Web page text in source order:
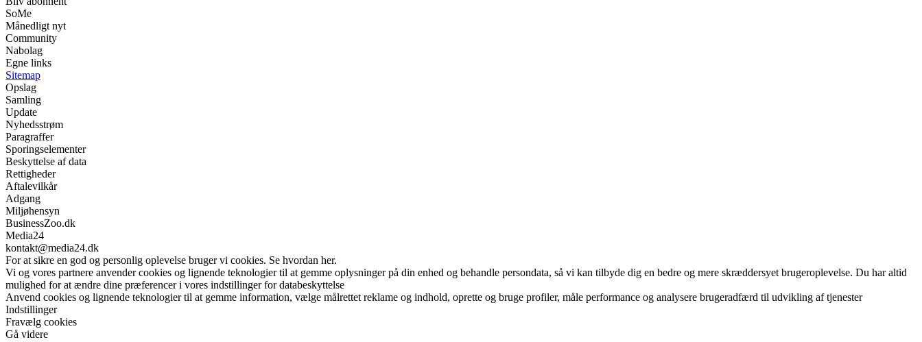
SoMe
Månedligt nyt
Community
Nabolag
Egne links
Sitemap
Opslag
Samling
Update
Nyhedsstrøm
Paragraffer
Sporingselementer
Beskyttelse af data
Rettigheder
Aftalevilkår
Adgang
Miljøhensyn
BusinessZoo.dk
Media24
kontakt@media24.dk
For at sikre en god og personlig oplevelse bruger vi cookies. Se hvordan her.
Vi og vores partnere anvender cookies og lignende teknologier til at gemme oplysninger på din enhed og behandle persondata, så vi kan tilbyde dig en bedre og mere skræddersyet brugeroplevelse. Du har altid
mulighed for at ændre dine præferencer i vores indstillinger for databeskyttelse
Anvend cookies og lignende teknologier til at gemme information, vælge målrettet reklame og indhold, oprette og bruge profiler, måle performance og analysere brugeradfærd til udvikling af tjenester
Indstillinger
Fravælg cookies
Gå videre